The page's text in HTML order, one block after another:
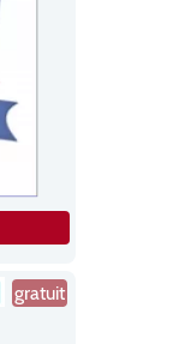
gratuit